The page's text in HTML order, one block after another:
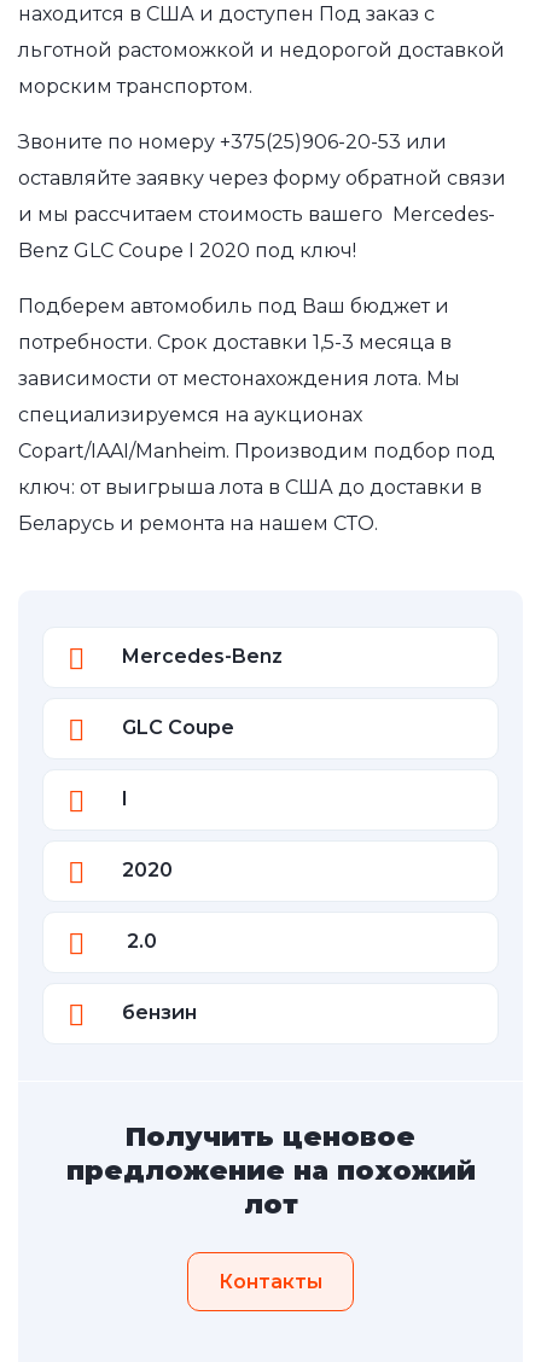
находится в США и доступен Под заказ с
льготной растоможкой и недорогой доставкой
морским транспортом.
Звоните по номеру +375(25)906-20-53 или
оставляйте заявку через форму обратной связи
и мы рассчитаем стоимость вашего Mercedes-
Benz GLC Coupe I 2020 под ключ!
Подберем автомобиль под Ваш бюджет и
потребности. Срок доставки 1,5-3 месяца в
зависимости от местонахождения лота. Мы
специализируемся на аукционах
Copart/IAAI/Manheim. Производим подбор под
ключ: от выигрыша лота в США до доставки в
Беларусь и ремонта на нашем СТО.
Mercedes-Benz
GLC Coupe
I
2020
2.0
бензин
Получить ценовое
предложение на похожий
лот
Контакты